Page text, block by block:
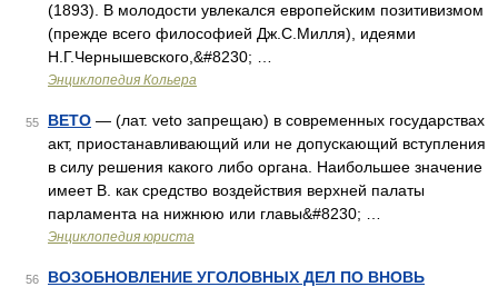
(1893). В молодости увлекался европейским позитивизмом
(прежде всего философией Дж.С.Милля), идеями
Н.Г.Чернышевского,&#8230; …
Энциклопедия Кольера
55 ВЕТО — (лат. veto запрещаю) в современных государствах
акт, приостанавливающий или не допускающий вступления
в силу решения какого либо органа. Наибольшее значение
имеет В. как средство воздействия верхней палаты
парламента на нижнюю или главы&#8230; …
Энциклопедия юриста
56
ВОЗОБНОВЛЕНИЕ УГОЛОВНЫХ ДЕЛ ПО ВНОВЬ